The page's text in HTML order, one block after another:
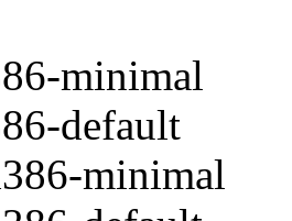
minimal
default
minimal